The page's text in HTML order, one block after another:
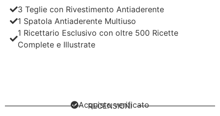
3 Teglie con Rivestimento Antiaderente
1 Spatola Antiaderente Multiuso
1 Ricettario Esclusivo con oltre 500 Ricette
Complete e Illustrate
RECENSIONI
Acquisto verificato